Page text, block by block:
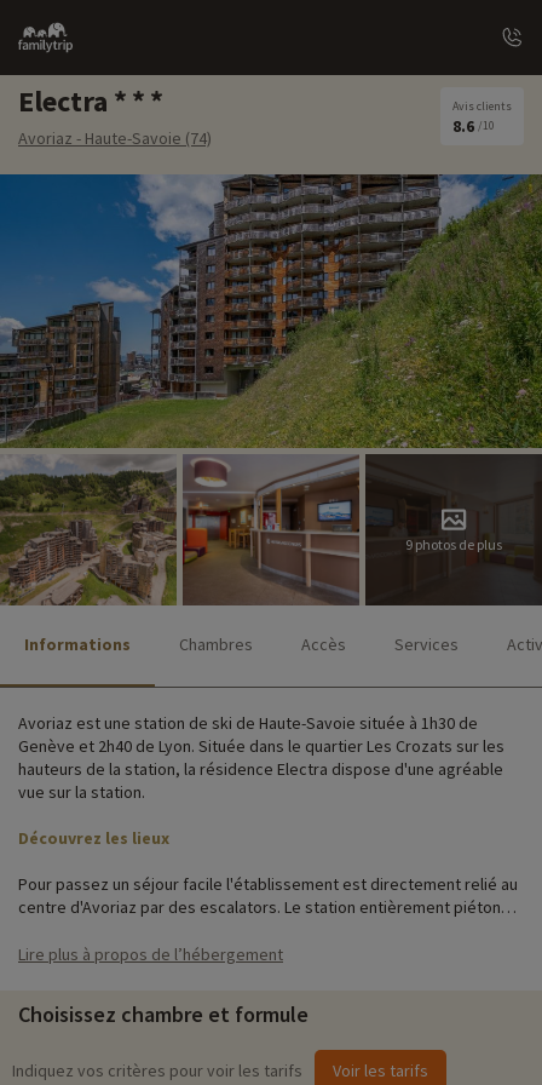
Family
trip
Electra
Avoriaz - Haute-Savoie (74)
Avis clients
8.6 /10
9 photos de plus
Informations Chambres Accès Services
Avoriaz est une station de ski de Haute-Savoie située à 1h30 de
Genève et 2h40 de Lyon. Située dans le quartier Les Crozats sur les
hauteurs de la station, la résidence Electra dispose d'une agréable
vue sur la station.
Découvrez les lieux
Pour passez un séjour facile l'établissement est directement relié au
centre d'Avoriaz par des escalators. Le station entièrement piétonne
appartements fonctionnels aux couleurs pétillantes plairont à toutes
Lire plus à propos de l’hébergement
Choisissez chambre et formule
Indiquez vos critères pour voir les tarifs Voir les tarifs